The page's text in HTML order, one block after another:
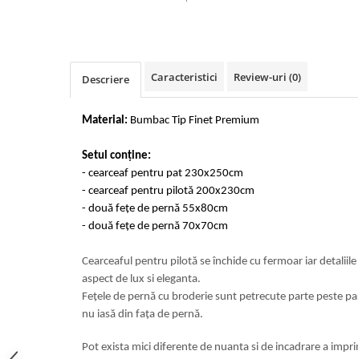
Cearceaf cu elastic
Cearceaf normal
Lenjerii Pufoase Fluffy/ Rabbit
Bumbac 100% Poplin Hobby
Bumbac 100%
Lenjerii Satin Premium
Lenjerii Matase
Lenjerii Creponate
Lenjerii pentru PASTE
Set Lenjerie + Draperii Pat Dublu
Huse Impermeabile 160x200cm
Huse Impermeabile 180x200cm
Descriere Caracteristici Review-uri (0)
Material: Bumbac Tip Finet Premium
Setul conține:
- cearceaf pentru pat 230x250cm
- cearceaf pentru pilotă 200x230cm
- două fețe de pernă 55x80cm
- două fețe de pernă 70x70cm
Cearceaful pentru pilotă se închide cu fermoar iar
aspect de lux si eleganta.
Fețele de pernă cu broderie sunt petrecute parte peste
nu iasă din fața de pernă.
Pot exista mici diferente de nuanta si de incadrare a